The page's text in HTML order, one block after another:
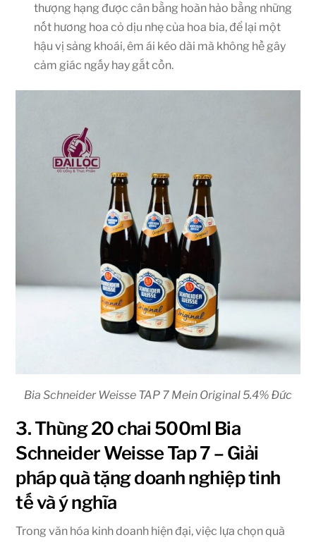
thượng hạng được cân bằng hoàn hảo bằng những
nốt hương hoa cỏ dịu nhẹ của hoa bia, để lại một
hậu vị sảng khoái, êm ái kéo dài mà không hề gây
cảm giác ngấy hay gắt cồn.
Bia Schneider Weisse TAP 7 Mein Original 5.4% Đức
3. Thùng 20 chai 500ml Bia
Schneider Weisse Tap 7 – Giải
pháp quà tặng doanh nghiệp tinh
tế và ý nghĩa
Trong văn hóa kinh doanh hiện đại, việc lựa chọn quà